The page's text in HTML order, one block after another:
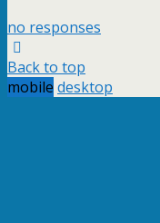
no responses
Back to top
mobile desktop